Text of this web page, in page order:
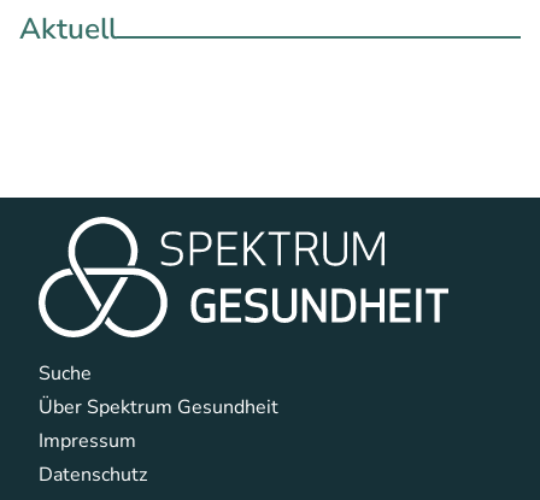
Aktuell
Navigation überspringen
Suche
Über Spektrum Gesundheit
Impressum
Datenschutz